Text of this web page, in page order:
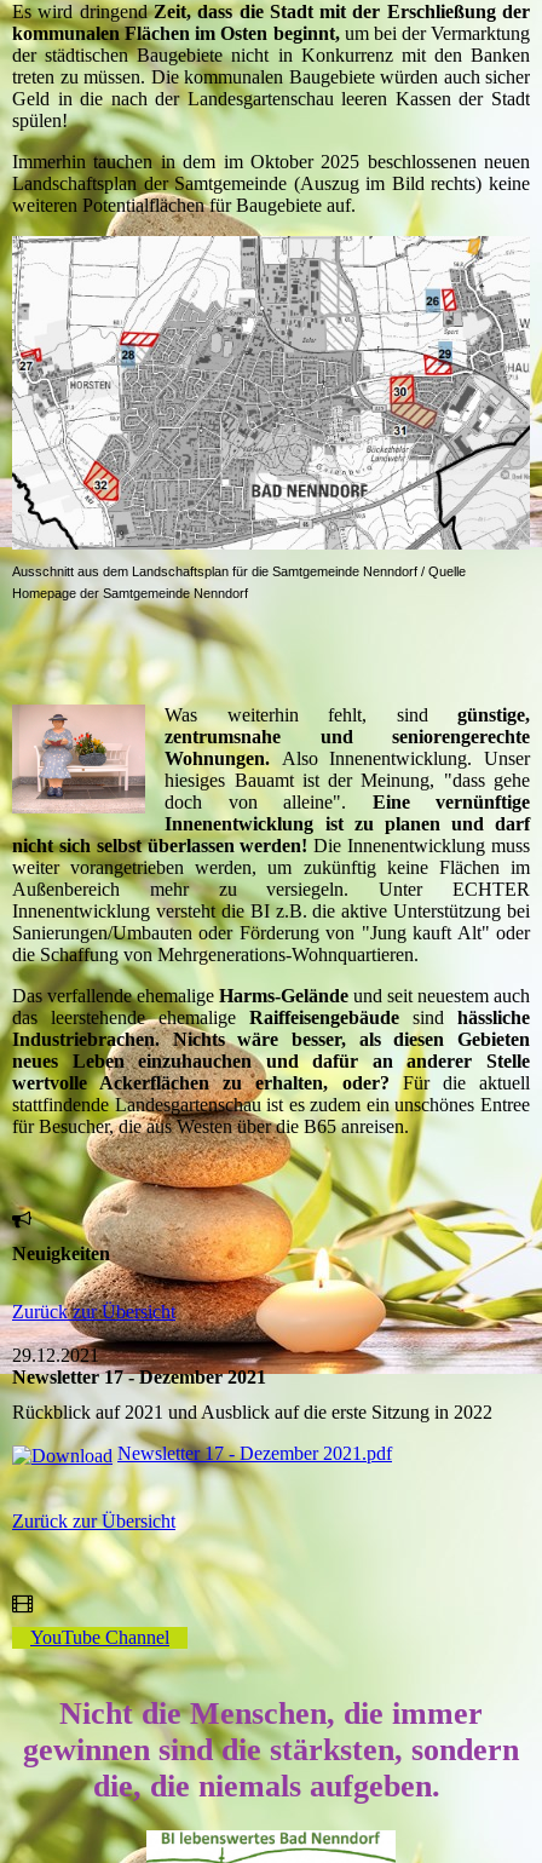
Es wird dringendZeit, dass die Stadt mit der Erschließung der
kommunalen Flächen im Osten beginnt, um bei der Vermarktung
der städtischen Baugebiete nicht in Konkurrenz mit den Banken
treten zu müssen. Die kommunalen Baugebiete würden auch sicher
Geld in die nach der Landesgartenschau leeren Kassen der Stadt
spülen!
Immerhin tauchen in dem im Oktober 2025 beschlossenen neuen
Landschaftsplan der Samtgemeinde (Auszug im Bild rechts) keine
weiteren Potentialflächen für Baugebiete auf.
Ausschnitt aus dem Landschaftsplan für die Samtgemeinde Nenndorf / Quelle
Homepage der Samtgemeinde Nenndorf
Was weiterhin fehlt, sind günstige,
zentrumsnahe und seniorengerechte
Wohnungen. Also Innenentwicklung. Unser
hiesiges Bauamt ist der Meinung, "dass gehe
doch von alleine". Eine vernünftige
Innenentwicklung ist zu planen und darf
nicht sich selbst überlassen werden!Die Innenentwicklung muss
weiter vorangetrieben werden, um zukünftig keine Flächen im
Außenbereich mehr zu versiegeln. Unter ECHTER
Innenentwicklung versteht die BI z.B. die aktive Unterstützung bei
Sanierungen/Umbauten oder Förderung von "Jung kauft Alt" oder
die Schaffung von Mehrgenerations-Wohnquartieren.
Das verfallende ehemalige Harms-Gelände und seit neuestem auch
das leerstehende ehemalige Raiffeisengebäude sind hässliche
Industriebrachen.Nichts wäre besser, als diesen Gebieten
neues Leben einzuhauchen und dafür an anderer Stelle
wertvolle Ackerflächen zu erhalten, oder?Für die aktuell
stattfindende Landesgartenschau ist es zudem ein unschönes Entree
für Besucher, die aus Westen über die B65 anreisen.
Neuigkeiten
Zurück zur Übersicht
29.12.2021
Newsletter 17 - Dezember 2021
Rückblick auf 2021 und Ausblick auf die erste Sitzung in 2022
Newsletter 17 - Dezember 2021.pdf
Zurück zur Übersicht
YouTube Channel
Nicht die Menschen, die immer
gewinnen sind die stärksten, sondern
die, die niemals aufgeben.